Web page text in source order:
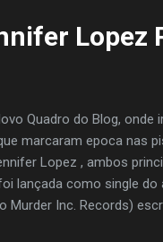
Lopez
Quadro do Blog,
marcaram epoca nas
Lopez , ambos
lançada como single do
Murder Inc. Records)